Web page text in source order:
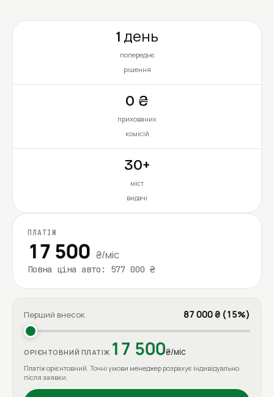
1 день
попереднє
рішення
0 ₴
прихованих
комісій
30+
міст
видачі
ПЛАТІЖ
17 500 ₴/міс
Повна ціна авто: 577 000 ₴
Перший внесок 87 000 ₴ (15%)
ОРІЄНТОВНИЙ ПЛАТІЖ 17 500₴/міс
Платіж орієнтовний. Точні умови менеджер розрахує індивідуально
після заявки.